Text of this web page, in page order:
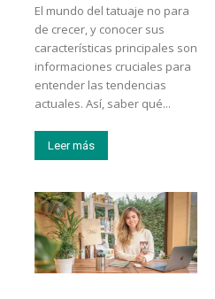
El mundo del tatuaje no para
de crecer, y conocer sus
características principales son
informaciones cruciales para
entender las tendencias
actuales. Así, saber qué...
Leer más